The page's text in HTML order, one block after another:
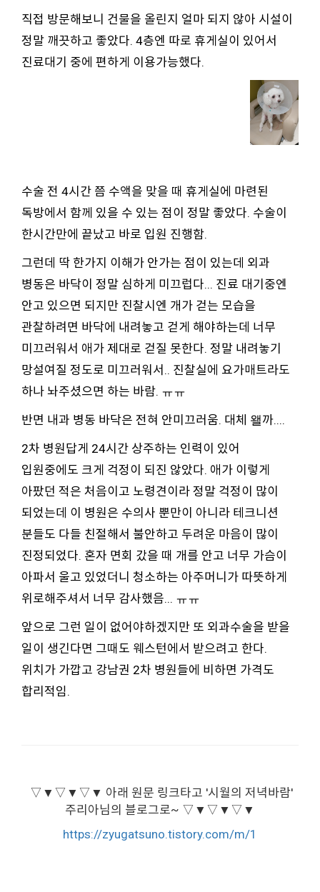
직접 방문해보니 건물을 올린지 얼마 되지 않아 시설이
정말 깨끗하고 좋았다. 4층엔 따로 휴게실이 있어서
진료대기 중에 편하게 이용가능했다.
수술 전 4시간 쯤 수액을 맞을 때 휴게실에 마련된
독방에서 함께 있을 수 있는 점이 정말 좋았다. 수술이
한시간만에 끝났고 바로 입원 진행함.
그런데 딱 한가지 이해가 안가는 점이 있는데 외과
병동은 바닥이 정말 심하게 미끄럽다... 진료 대기중엔
안고 있으면 되지만 진찰시엔 개가 걷는 모습을
관찰하려면 바닥에 내려놓고 걷게 해야하는데 너무
미끄러워서 애가 제대로 걷질 못한다. 정말 내려놓기
망설여질 정도로 미끄러워서.. 진찰실에 요가매트라도
하나 놔주셨으면 하는 바람. ㅠㅠ
반면 내과 병동 바닥은 전혀 안미끄러움. 대체 왤까....
2차 병원답게 24시간 상주하는 인력이 있어
입원중에도 크게 걱정이 되진 않았다. 애가 이렇게
아팠던 적은 처음이고 노령견이라 정말 걱정이 많이
되었는데 이 병원은 수의사 뿐만이 아니라 테크니션
분들도 다들 친절해서 불안하고 두려운 마음이 많이
진정되었다. 혼자 면회 갔을 때 개를 안고 너무 가슴이
아파서 울고 있었더니 청소하는 아주머니가 따뜻하게
위로해주셔서 너무 감사했음... ㅠㅠ
앞으로 그런 일이 없어야하겠지만 또 외과수술을 받을
일이 생긴다면 그때도 웨스턴에서 받으려고 한다.
위치가 가깝고 강남권 2차 병원들에 비하면 가격도
합리적임.
▽▼▽▼▽▼ 아래 원문 링크타고 '시월의 저녁바람'
주리아님의 블로그로~ ▽▼▽▼▽▼
https://zyugatsuno.tistory.com/m/1